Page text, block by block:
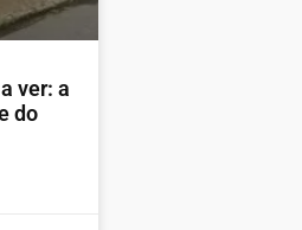
ver: a
do